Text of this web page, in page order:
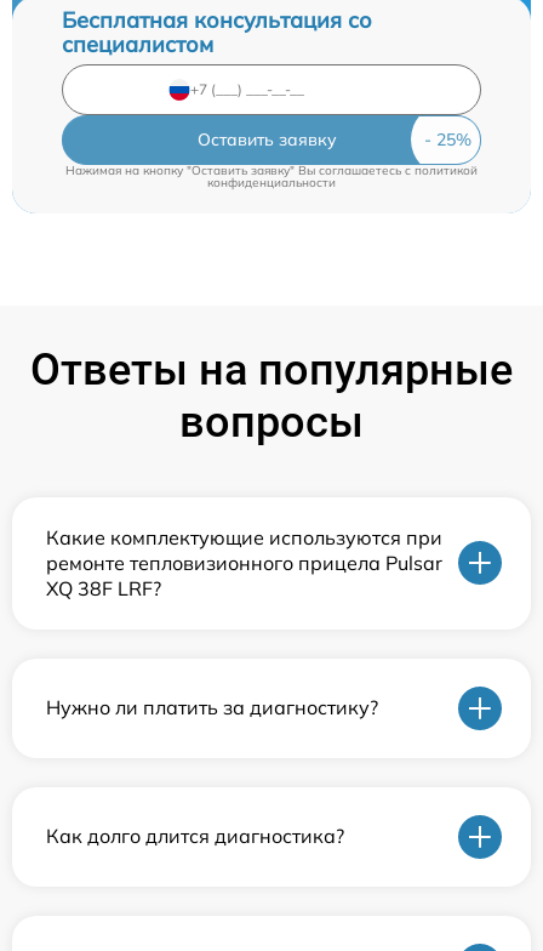
Бесплатная консультация со
специалистом
Оставить заявку
Нажимая на кнопку "Оставить заявку" Вы соглашаетесь cполитикой
конфиденциальности
Ответы на популярные
вопросы
Какие комплектующие используются при
ремонте тепловизионного прицела Pulsar
XQ 38F LRF?
Нужно ли платить за диагностику?
Как долго длится диагностика?